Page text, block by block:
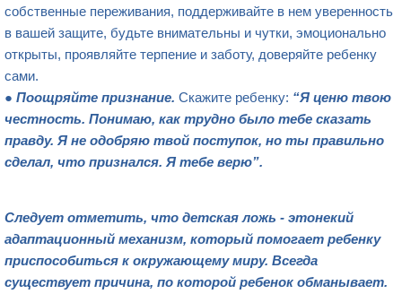
собственные переживания, поддерживайте в нем уверенность
в вашей защите, будьте внимательны и чутки, эмоционально
открыты, проявляйте терпение и заботу, доверяйте ребенку
сами.
● Поощряйте признание. Скажите ребенку: “Я ценю твою
честность. Понимаю, как трудно было тебе сказать
правду. Я не одобряю твой поступок, но ты правильно
сделал, что признался. Я тебе верю”.
Следует отметить, что детская ложь - этонекий
адаптационный механизм, который помогает ребенку
приспособиться к окружающему миру. Всегда
существует причина, по которой ребенок обманывает.